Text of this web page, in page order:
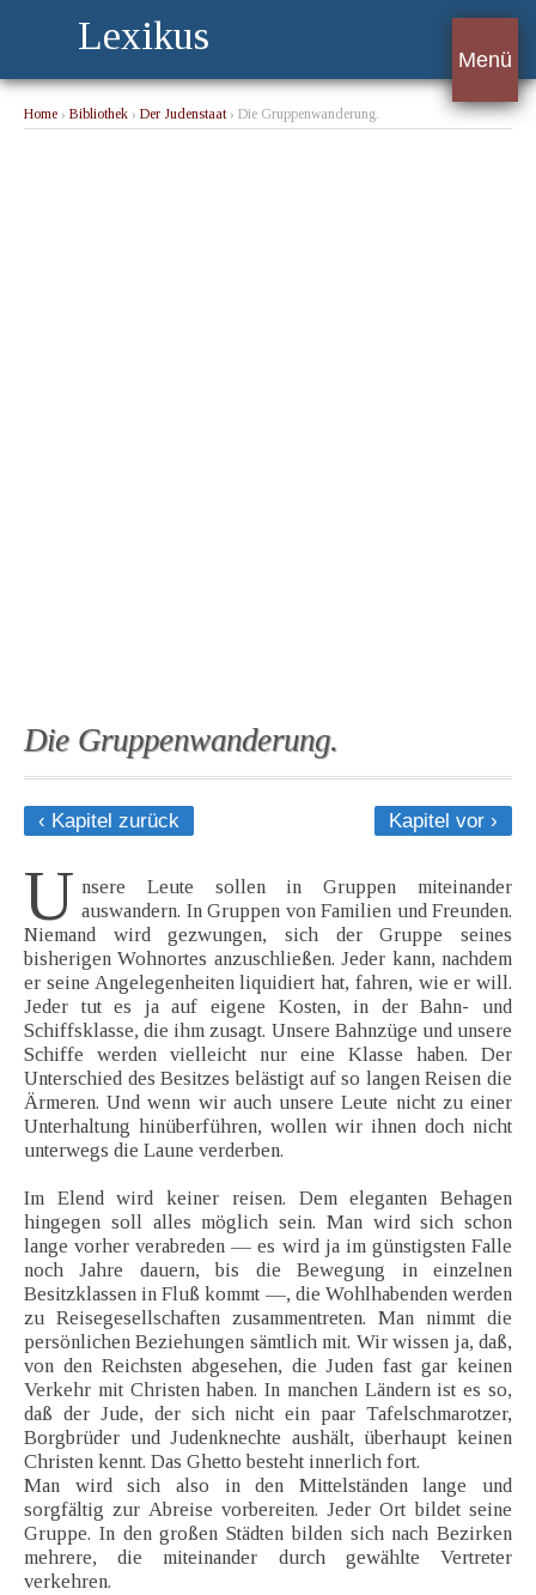
Lexikus
Menü
Home › Bibliothek › Der Judenstaat› Die Gruppenwanderung.
Die Gruppenwanderung.
‹ Kapitel zurück Kapitel vor ›
U nsere Leute sollen in Gruppen miteinander
auswandern. In Gruppen von Familien und Freunden.
Niemand wird gezwungen, sich der Gruppe seines
bisherigen Wohnortes anzuschließen. Jeder kann, nachdem
er seine Angelegenheiten liquidiert hat, fahren, wie er will.
Jeder tut es ja auf eigene Kosten, in der Bahn- und
Schiffsklasse, die ihm zusagt. Unsere Bahnzüge und unsere
Schiffe werden vielleicht nur eine Klasse haben. Der
Unterschied des Besitzes belästigt auf so langen Reisen die
Ärmeren. Und wenn wir auch unsere Leute nicht zu einer
Unterhaltung hinüberführen, wollen wir ihnen doch nicht
unterwegs die Laune verderben.
Im Elend wird keiner reisen. Dem eleganten Behagen
hingegen soll alles möglich sein. Man wird sich schon
lange vorher verabreden — es wird ja im günstigsten Falle
noch Jahre dauern, bis die Bewegung in einzelnen
Besitzklassen in Fluß kommt —, die Wohlhabenden werden
zu Reisegesellschaften zusammentreten. Man nimmt die
persönlichen Beziehungen sämtlich mit. Wir wissen ja, daß,
von den Reichsten abgesehen, die Juden fast gar keinen
Verkehr mit Christen haben. In manchen Ländern ist es so,
daß der Jude, der sich nicht ein paar Tafelschmarotzer,
Borgbrüder und Judenknechte aushält, überhaupt keinen
Christen kennt. Das Ghetto besteht innerlich fort.
Man wird sich also in den Mittelständen lange und
sorgfältig zur Abreise vorbereiten. Jeder Ort bildet seine
Gruppe. In den großen Städten bilden sich nach Bezirken
mehrere, die miteinander durch gewählte Vertreter
verkehren.